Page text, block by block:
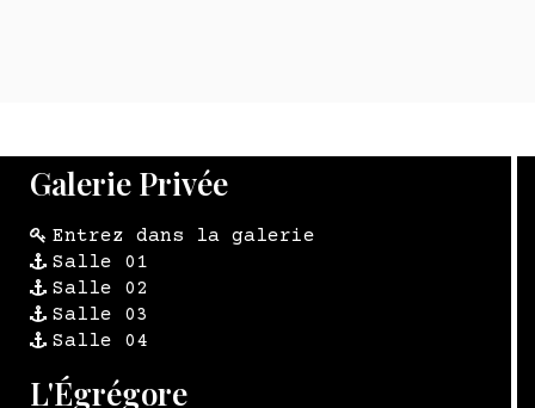
Galerie Privée
Entrez dans la galerie
Salle 01
Salle 02
Salle 03
Salle 04
L'Égrégore